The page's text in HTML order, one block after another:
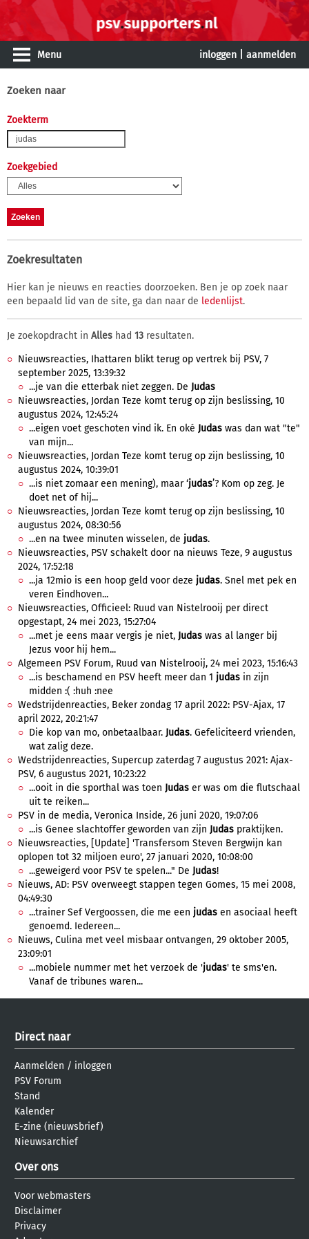
Menu inloggen aanmelden
Zoeken naar
Zoekterm
Zoekgebied
Zoekresultaten
Hier kan je nieuws en reacties doorzoeken. Ben je op zoek naar
een bepaald lid van de site, ga dan naar de ledenlijst.
Je zoekopdracht in Alles had 13 resultaten.
Nieuwsreacties, Ihattaren blikt terug op vertrek bij PSV, 7
september 2025, 13:39:32
...je van die etterbak niet zeggen. De Judas
Nieuwsreacties, Jordan Teze komt terug op zijn beslissing, 10
augustus 2024, 12:45:24
...eigen voet geschoten vind ik. En oké Judas was dan wat "te"
van mijn...
Nieuwsreacties, Jordan Teze komt terug op zijn beslissing, 10
augustus 2024, 10:39:01
...is niet zomaar een mening), maar ‘judas’? Kom op zeg. Je
doet net of hij...
Nieuwsreacties, Jordan Teze komt terug op zijn beslissing, 10
augustus 2024, 08:30:56
...en na twee minuten wisselen, de judas.
Nieuwsreacties, PSV schakelt door na nieuws Teze, 9 augustus
2024, 17:52:18
...ja 12mio is een hoop geld voor deze judas. Snel met pek en
veren Eindhoven...
Nieuwsreacties, Officieel: Ruud van Nistelrooij per direct
opgestapt, 24 mei 2023, 15:27:04
...met je eens maar vergis je niet, Judas was al langer bij
Jezus voor hij hem...
Algemeen PSV Forum, Ruud van Nistelrooij, 24 mei 2023, 15:16:43
...is beschamend en PSV heeft meer dan 1 judas in zijn
midden :( :huh :nee
Wedstrijdenreacties, Beker zondag 17 april 2022: PSV-Ajax, 17
april 2022, 20:21:47
Die kop van mo, onbetaalbaar. Judas. Gefeliciteerd vrienden,
wat zalig deze.
Wedstrijdenreacties, Supercup zaterdag 7 augustus 2021: Ajax-
PSV, 6 augustus 2021, 10:23:22
...ooit in die sporthal was toen Judas er was om die flutschaal
uit te reiken...
PSV in de media, Veronica Inside, 26 juni 2020, 19:07:06
...is Genee slachtoffer geworden van zijn Judas praktijken.
Nieuwsreacties, [Update] 'Transfersom Steven Bergwijn kan
oplopen tot 32 miljoen euro', 27 januari 2020, 10:08:00
...geweigerd voor PSV te spelen..." De Judas!
Nieuws, AD: PSV overweegt stappen tegen Gomes, 15 mei 2008,
04:49:30
...trainer Sef Vergoossen, die me een judas en asociaal heeft
genoemd. Iedereen...
Nieuws, Culina met veel misbaar ontvangen, 29 oktober 2005,
23:09:01
...mobiele nummer met het verzoek de 'judas' te sms'en.
Vanaf de tribunes waren...
Direct naar
Aanmelden / inloggen
PSV Forum
Stand
Kalender
E-zine (nieuwsbrief)
Nieuwsarchief
Over ons
Voor webmasters
Disclaimer
Privacy